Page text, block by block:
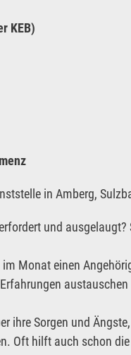
KEB)
in Amberg,
und
Monat einen
ihre Sorgen und
Oft hilft auch schon